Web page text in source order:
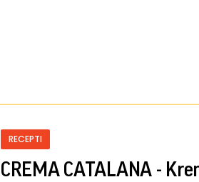
RECEPTI
CREMA CATALANA -